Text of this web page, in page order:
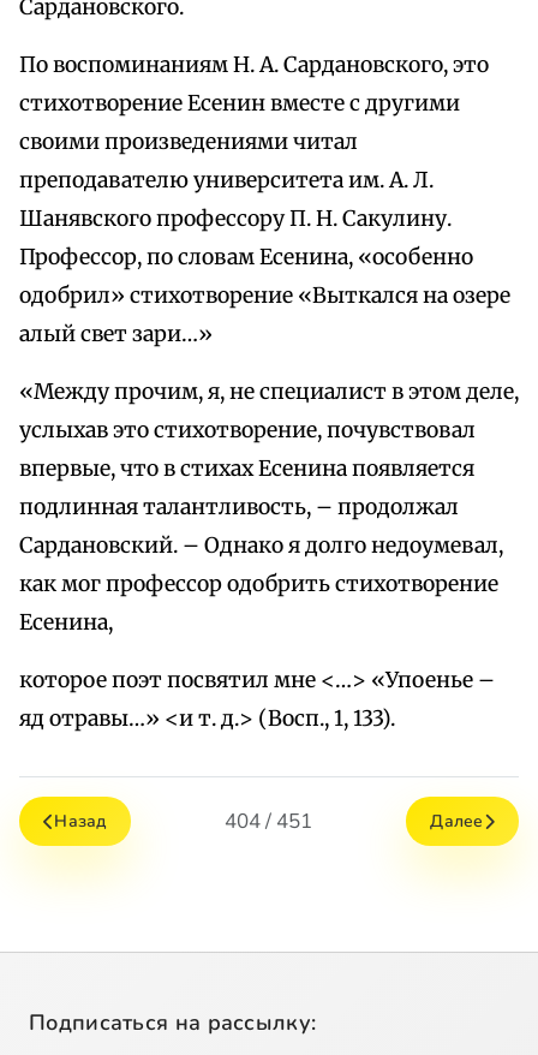
Сардановского.
По воспоминаниям Н. А. Сардановского, это
стихотворение Есенин вместе с другими
своими произведениями читал
преподавателю университета им. А. Л.
Шанявского профессору П. Н. Сакулину.
Профессор, по словам Есенина, «особенно
одобрил» стихотворение «Выткался на озере
алый свет зари…»
«Между прочим, я, не специалист в этом деле,
услыхав это стихотворение, почувствовал
впервые, что в стихах Есенина появляется
подлинная талантливость, – продолжал
Сардановский. – Однако я долго недоумевал,
как мог профессор одобрить стихотворение
Есенина,
которое поэт посвятил мне <…> «Упоенье –
яд отравы…» <и т. д.> (Восп., 1, 133).
Назад 404 / 451 Далее
Подписаться на рассылку: